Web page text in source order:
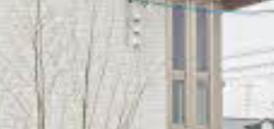
ーメゾンショップを探す
く内見